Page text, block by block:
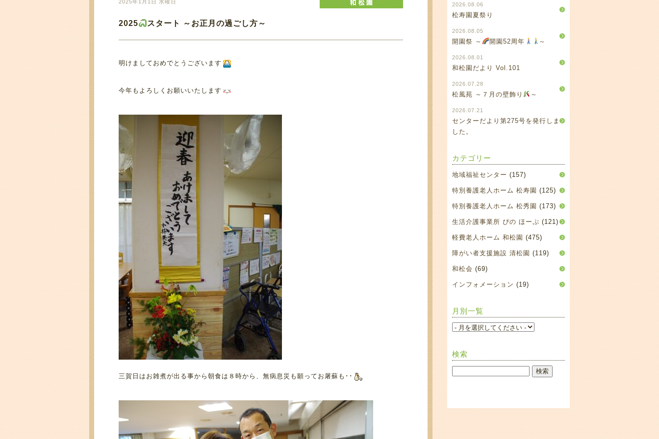
2025年1月1日 水曜日
2025 スタート ～お正月の過ごし方～
明けましておめでとうございます
今年もよろしくお願いいたします
三賀日はお雑煮が出る事から朝食は８時から、無病息災も願ってお屠蘇も･･
2026.08.06
松寿園夏祭り
2026.08.05
開園祭 ～ 開園52周年 ～
2026.08.01
和松園だより Vol.101
2026.07.28
松風苑 ～７月の壁飾り ～
2026.07.21
センターだより第275号を発行しま
した。
カテゴリー
地域福祉センター (157)
特別養護老人ホーム 松寿園 (125)
特別養護老人ホーム 松秀園 (173)
生活介護事業所 ぴの ほーぷ (121)
軽費老人ホーム 和松園 (475)
障がい者支援施設 清松園 (119)
和松会 (69)
インフォメーション (19)
月別一覧
検索